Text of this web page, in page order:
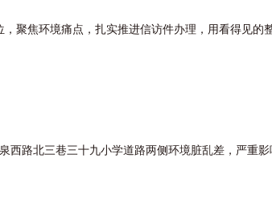
焦环境痛点，扎实推进信访件办理，用看得见的
路北三巷三十九小学道路两侧环境脏乱差，严重影